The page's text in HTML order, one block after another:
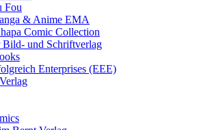
Fou
& Anime EMA
Comic Collection
Bild- und Schriftverlag
Enterprises (EEE)